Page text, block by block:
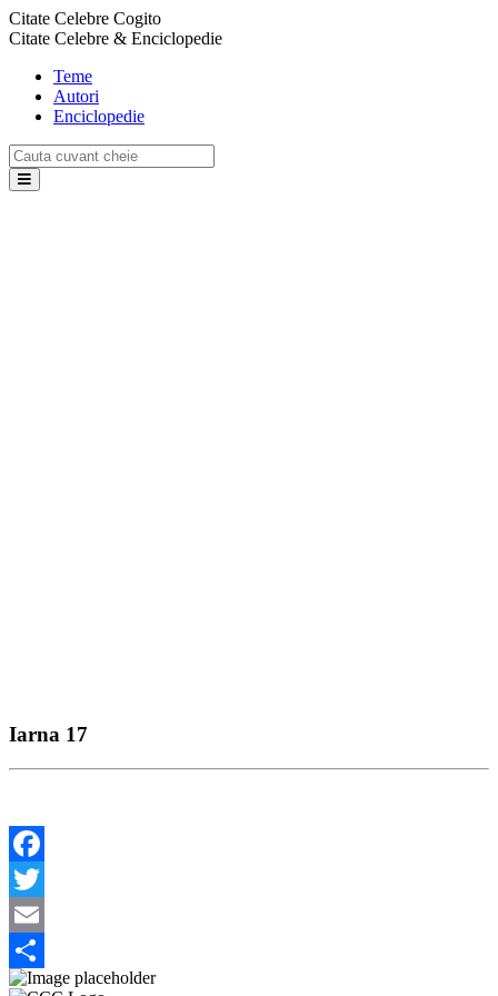
Citate Celebre Cogito
Citate Celebre & Enciclopedie
Teme
Autori
Enciclopedie
Iarna 17
Facebook
Twitter
Email
Share